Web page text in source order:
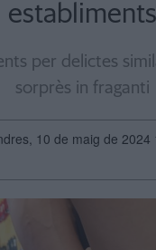
establiments
per delictes
sorprès in fraganti
10 de maig de 2024